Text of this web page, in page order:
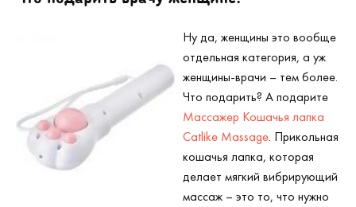
Ну да, женщины это вообще
отдельная категория, а уж
женщины-врачи – тем более.
Что подарить? А подарите
Массажер Кошачья лапка
Catlike Massage. Прикольная
кошачья лапка, которая
делает мягкий вибрирующий
массаж – это то, что нужно